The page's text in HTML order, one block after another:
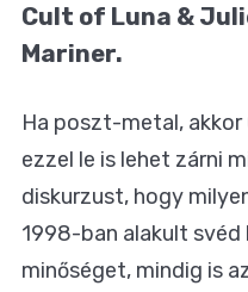
BLOG
Cult of Luna &
Mariner.
Ha poszt-metal, akkor
ezzel le is lehet zárni
diskurzust, hogy
1998-ban alakult svéd
minőséget, mindig is